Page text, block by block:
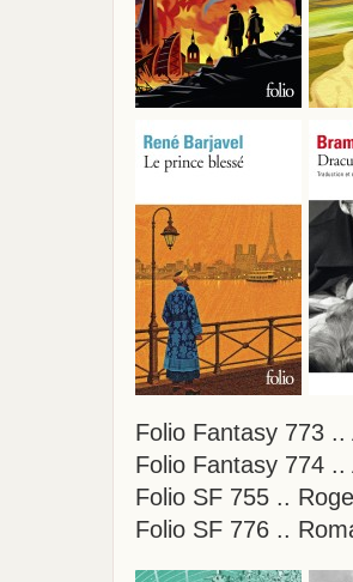
Folio Fantasy 773
Folio Fantasy 774
Folio SF 755 ..
Folio SF 776 ..